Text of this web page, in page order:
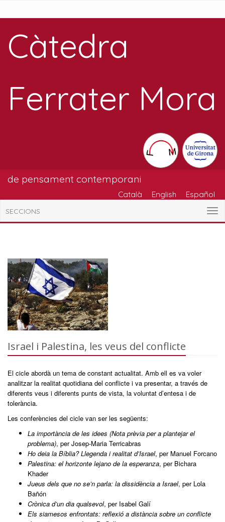
Càtedra
Ferrater Mora
de pensament contemporani
Català English Español
SECCIONS
Israel i Palestina, les veus del conflicte
El cicle abordà un tema de constant actualitat. Amb ell es va voler
analitzar la realitat quotidiana del conflicte i va presentar, a través de
diferents veus i diferents punts de vista, la voluntat d’entesa i de
tolerància.
Les conferències del cicle van ser les següents:
La importància de les idees (Nota prèvia per a plantejar el
problema), per Josep-Maria Terricabras
Ho deia la Bíblia? Llegenda i realitat d’Israel, per Manuel Forcano
Palestina: el horizonte lejano de la esperanza, per Bichara
Khader
Jueus dels que no se’n parla: la dissidència a Israel, per Lola
Bañón
Crònica d’un dia qualsevol, per Isabel Galí
Els siamesos enfrontats: reflexió a distància sobre un conflicte